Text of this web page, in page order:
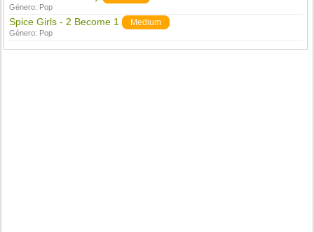
Género: Pop
Spice Girls - 2 Become 1 Medium
Género: Pop